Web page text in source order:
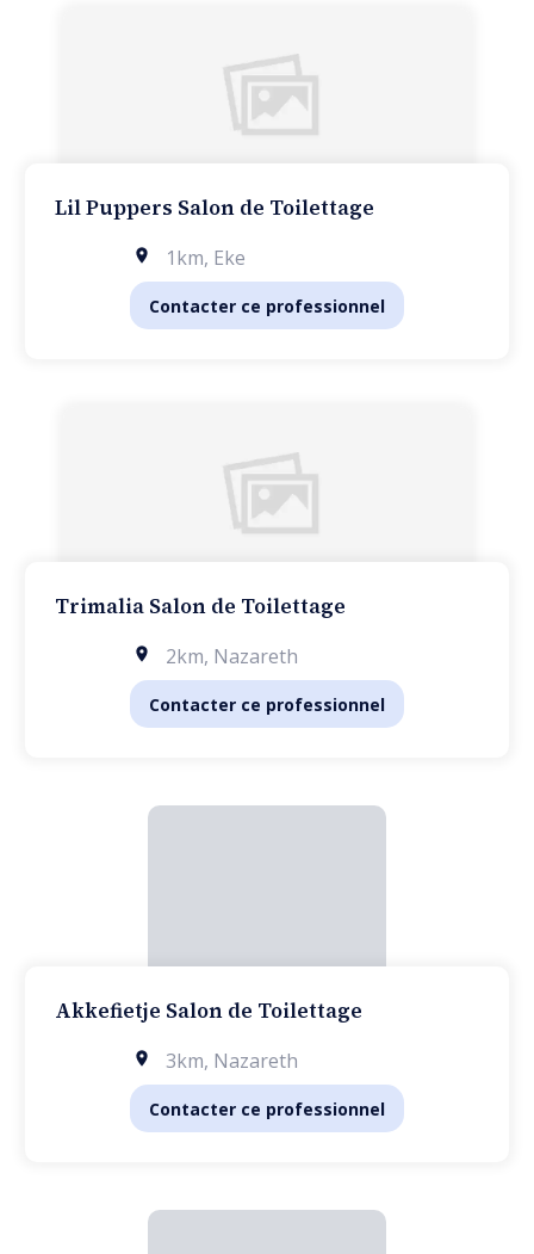
Lil Puppers Salon de Toilettage
1km, Eke
Contacter ce professionnel
Trimalia Salon de Toilettage
2km, Nazareth
Contacter ce professionnel
Akkefietje Salon de Toilettage
3km, Nazareth
Contacter ce professionnel